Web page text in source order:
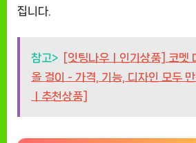
집니다.
참고> [잇팅나우ㅣ인기상품] 코멧
올 걸이 - 가격, 기능, 디자인 모두
ㅣ추천상품]